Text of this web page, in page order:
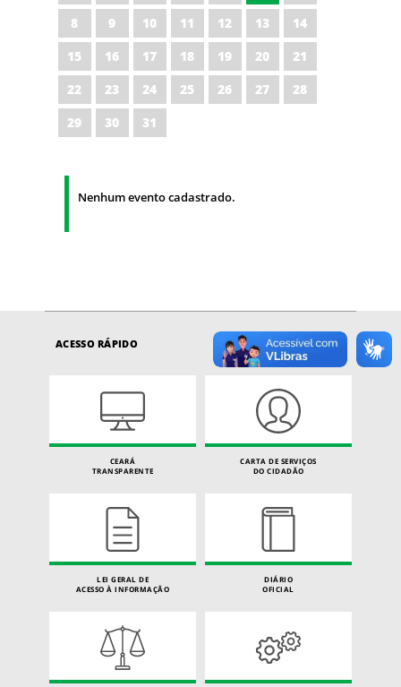
8
9 10 11 12 13
14
15
16 17 18 19 20
21
22
23 24 25 26 27
28
29
30 31
Nenhum evento cadastrado.
ACESSO RÁPIDO
CEARÁ
TRANSPARENTE
CARTA DE SERVIÇOS
DO CIDADÃO
LEI GERAL DE
ACESSO À INFORMAÇÃO
DIÁRIO
OFICIAL